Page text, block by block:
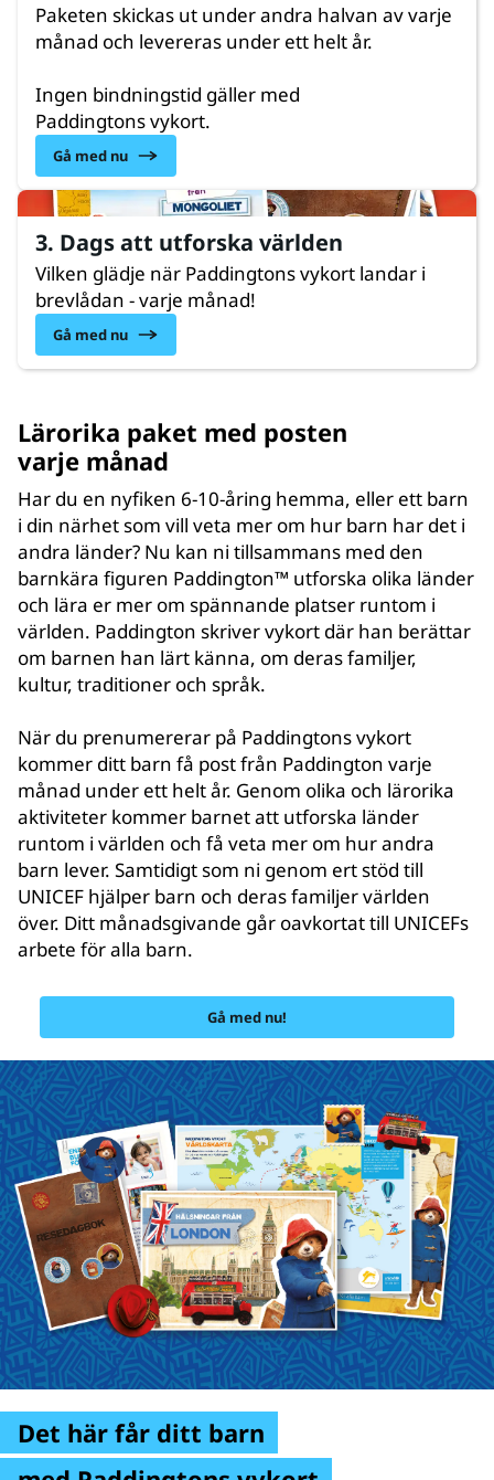
Paketen skickas ut under andra halvan av varje
månad och levereras under ett helt år.
Ingen bindningstid gäller med
Paddingtons vykort.
Gå med nu
3. Dags att utforska världen
Vilken glädje när Paddingtons vykort landar i
brevlådan - varje månad!
Gå med nu
Lärorika paket med posten
varje månad
Har du en nyfiken 6-10-åring hemma, eller ett barn
i din närhet som vill veta mer om hur barn har det i
andra länder? Nu kan ni tillsammans med den
barnkära figuren Paddington™ utforska olika länder
och lära er mer om spännande platser runtom i
världen. Paddington skriver vykort där han berättar
om barnen han lärt känna, om deras familjer,
kultur, traditioner och språk.
När du prenumererar på Paddingtons vykort
kommer ditt barn få post från Paddington varje
månad under ett helt år. Genom olika och lärorika
aktiviteter kommer barnet att utforska länder
runtom i världen och få veta mer om hur andra
barn lever. Samtidigt som ni genom ert stöd till
UNICEF hjälper barn och deras familjer världen
över. Ditt månadsgivande går oavkortat till UNICEFs
arbete för alla barn.
Gå med nu!
Det här får ditt barn